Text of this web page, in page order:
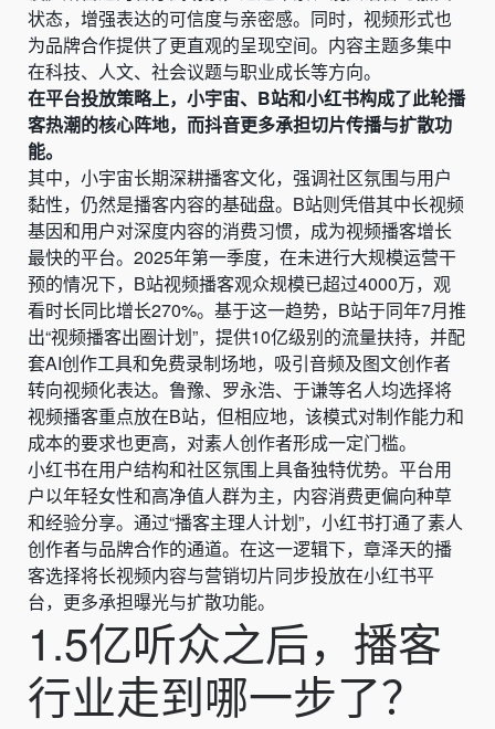
状态，增强表达的可信度与亲密感。同时，视频形式也
为品牌合作提供了更直观的呈现空间。内容主题多集中
在科技、人文、社会议题与职业成长等方向。
在平台投放策略上，小宇宙、B站和小红书构成了此轮播
客热潮的核心阵地，而抖音更多承担切片传播与扩散功
能。
其中，小宇宙长期深耕播客文化，强调社区氛围与用户
黏性，仍然是播客内容的基础盘。B站则凭借其中长视频
基因和用户对深度内容的消费习惯，成为视频播客增长
最快的平台。2025年第一季度，在未进行大规模运营干
预的情况下，B站视频播客观众规模已超过4000万，观
看时长同比增长270%。基于这一趋势，B站于同年7月推
出“视频播客出圈计划”，提供10亿级别的流量扶持，并配
套AI创作工具和免费录制场地，吸引音频及图文创作者
转向视频化表达。鲁豫、罗永浩、于谦等名人均选择将
视频播客重点放在B站，但相应地，该模式对制作能力和
成本的要求也更高，对素人创作者形成一定门槛。
小红书在用户结构和社区氛围上具备独特优势。平台用
户以年轻女性和高净值人群为主，内容消费更偏向种草
和经验分享。通过“播客主理人计划”，小红书打通了素人
创作者与品牌合作的通道。在这一逻辑下，章泽天的播
客选择将长视频内容与营销切片同步投放在小红书平
台，更多承担曝光与扩散功能。
1.5亿听众之后，播客
行业走到哪一步了？